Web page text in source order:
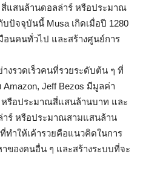
แสนล้านดอลล่าร์ หรือประมาณ
ปัจจุบันนี้ Musa เกิดเมื่อปี 1280
อนคนทั่วไป และสร้างศูนย์การ
งรวดเร็วคนที่รวยระดับต้น ๆ ที่
Jeff Bezos มีมูลค่า
รือประมาณสี่แสนล้านบาท และ
าร์ หรือประมาณสามแสนล้าน
ำให้เค้ารวยคือแนวคิดในการ
ของคนอื่น ๆ และสร้างระบบที่จะ